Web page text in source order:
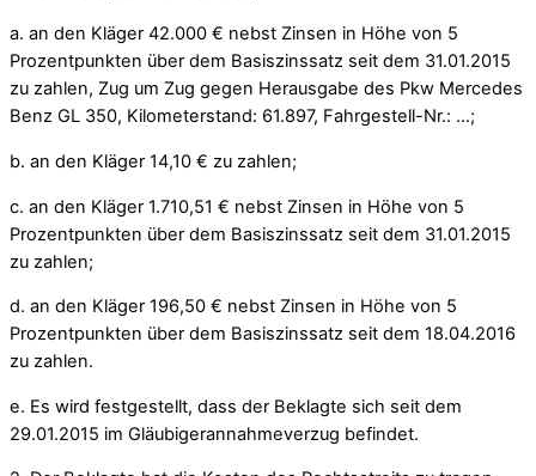
a. an den Kläger 42.000 € nebst Zinsen in Höhe von 5
Prozentpunkten über dem Basiszinssatz seit dem 31.01.2015
zu zahlen, Zug um Zug gegen Herausgabe des Pkw Mercedes
Benz GL 350, Kilometerstand: 61.897, Fahrgestell-Nr.: …;
b. an den Kläger 14,10 € zu zahlen;
c. an den Kläger 1.710,51 € nebst Zinsen in Höhe von 5
Prozentpunkten über dem Basiszinssatz seit dem 31.01.2015
zu zahlen;
d. an den Kläger 196,50 € nebst Zinsen in Höhe von 5
Prozentpunkten über dem Basiszinssatz seit dem 18.04.2016
zu zahlen.
e. Es wird festgestellt, dass der Beklagte sich seit dem
29.01.2015 im Gläubigerannahmeverzug befindet.